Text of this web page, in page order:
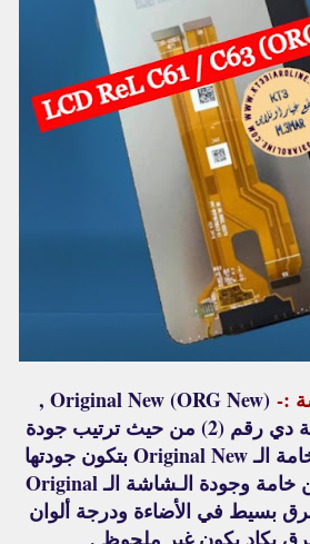
:-
(ORG New) Original New ,
وبيكون ترتتيب الخامة دي رقم (2) من حيث ترتيب جودة
وخامة الشاشات , وخامة الـ Original New بتكون جودتها
من 85% لــ 90% من خامة وجودة الـشاشة الـ Original
فرق بسيط في الأضاءة ودرجة ألوان